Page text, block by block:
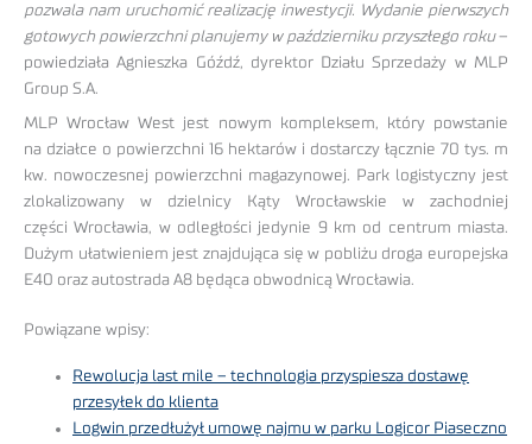
pozwala nam uruchomić realizację inwestycji. Wydanie pierwszych
gotowych powierzchni planujemy w październiku przyszłego roku–
powiedziała Agnieszka Góźdź, dyrektor Działu Sprzedaży w MLP
Group S.A.
MLP Wrocław West jest nowym kompleksem, który powstanie
na działce o powierzchni 16 hektarów i dostarczy łącznie 70 tys. m
kw. nowoczesnej powierzchni magazynowej. Park logistyczny jest
zlokalizowany w dzielnicy Kąty Wrocławskie w zachodniej
części Wrocławia, w odległości jedynie 9 km od centrum miasta.
Dużym ułatwieniem jest znajdująca się w pobliżu droga europejska
E40 oraz autostrada A8 będąca obwodnicą Wrocławia.
Powiązane wpisy:
Rewolucja last mile – technologia przyspiesza dostawę
przesyłek do klienta
Logwin przedłużył umowę najmu w parku Logicor Piaseczno